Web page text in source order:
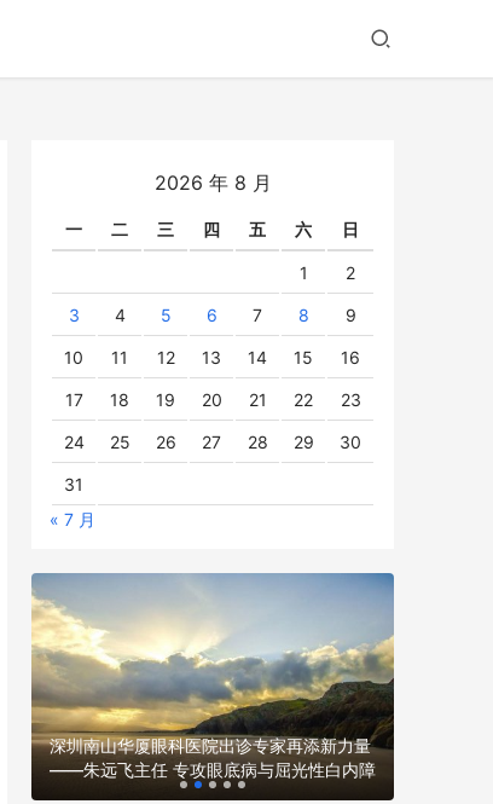
2026 年 8 月
一 二 三 四 五 六 日
1 2
3 4 5 6 7 8 9
10 11 12 13 14 15 16
17 18 19 20 21 22 23
24 25 26 27 28 29 30
31
« 7 月
深圳南山华厦眼科医院出诊专家再添新力量
——朱远飞主任 专攻眼底病与屈光性白内障